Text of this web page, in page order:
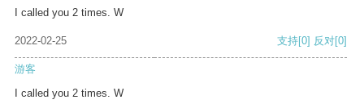
I called you 2 times. W
2022-02-25 支持[0] 反对[0]
游客
I called you 2 times. W